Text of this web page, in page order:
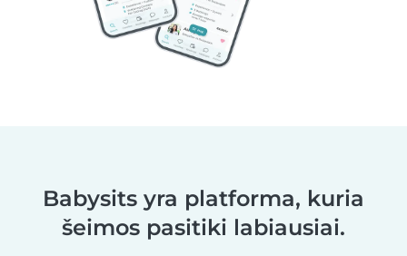
Babysits yra platforma, kuria
šeimos pasitiki labiausiai.